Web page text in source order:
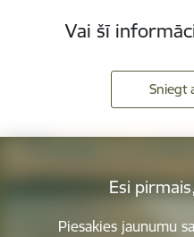
Vai šī
Sniegt
Esi
Piesakies jaunumu